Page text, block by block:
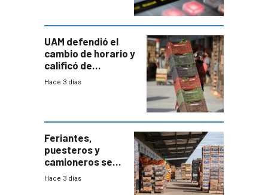
UAM defendió el
cambio de horario y
calificó de
“desproporcionado”
Hace 3 días
Feriantes,
puesteros y
camioneros se
movilizaron en
Hace 3 días